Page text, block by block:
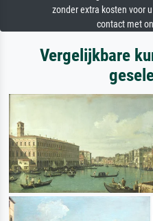
zonder extra kosten voor
contact met
Vergelijkbare